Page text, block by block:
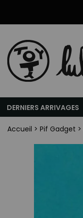
DERNIERS ARRIVAGES
Accueil > Pif Gadget >